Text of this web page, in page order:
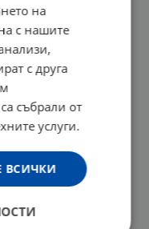
изпотяване;
и дрехите;
него и за нея.
PPG-15 Stearyl
C10-30 Alkyl
21, Allantoin,
Butylphenyl
Citric Acid,
Vulgaris Extract,
и суха кожа.
на
с нашите
с друга
събрали от
услуги.
ВСИЧКИ